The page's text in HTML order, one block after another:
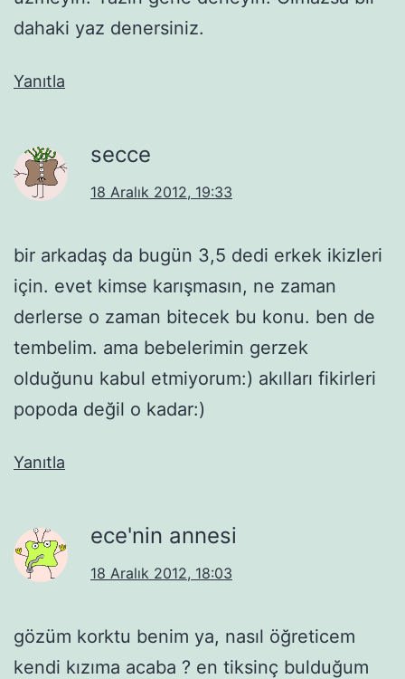
dahaki yaz denersiniz.
Yanıtla
secce
18 Aralık 2012, 19:33
bir arkadaş da bugün 3,5 dedi erkek ikizleri
için. evet kimse karışmasın, ne zaman
derlerse o zaman bitecek bu konu. ben de
tembelim. ama bebelerimin gerzek
olduğunu kabul etmiyorum:) akılları fikirleri
popoda değil o kadar:)
Yanıtla
ece'nin annesi
18 Aralık 2012, 18:03
gözüm korktu benim ya, nasıl öğreticem
kendi kızıma acaba ? en tiksinç bulduğum